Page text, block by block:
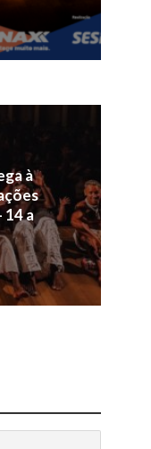
à
14 a